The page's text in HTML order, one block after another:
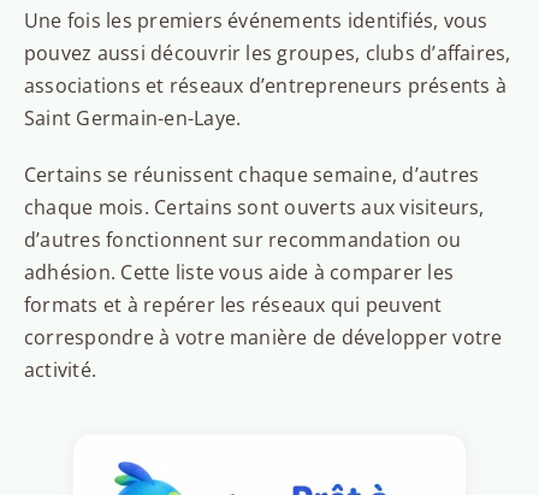
Une fois les premiers événements identifiés, vous
pouvez aussi découvrir les groupes, clubs d’affaires,
associations et réseaux d’entrepreneurs présents à
Saint Germain-en-Laye.
Certains se réunissent chaque semaine, d’autres
chaque mois. Certains sont ouverts aux visiteurs,
d’autres fonctionnent sur recommandation ou
adhésion. Cette liste vous aide à comparer les
formats et à repérer les réseaux qui peuvent
correspondre à votre manière de développer votre
activité.